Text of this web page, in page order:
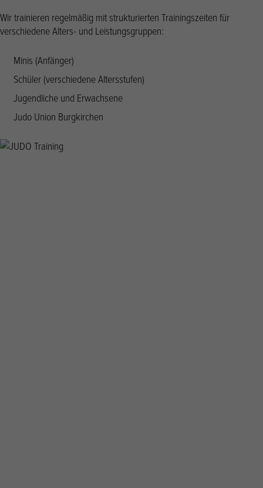
Wir trainieren regelmäßig mit strukturierten Trainingszeiten für
verschiedene Alters- und Leistungsgruppen:
Minis (Anfänger)
Schüler (verschiedene Altersstufen)
Jugendliche und Erwachsene
Judo Union Burgkirchen